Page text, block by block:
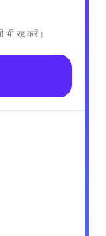
रद्द करें।